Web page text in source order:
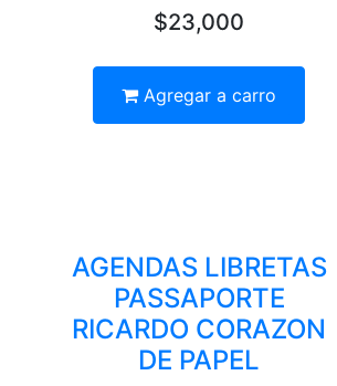
$23,000
Agregar a carro
AGENDAS LIBRETAS
PASSAPORTE
RICARDO CORAZON
DE PAPEL